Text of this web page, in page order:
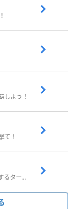
しよう！
て！
武器の『アビリティ』と『戦神』を駆使するターン制コマンドバトルRPG！